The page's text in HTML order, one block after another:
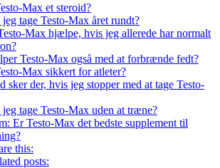
Max et steroid?
tage Testo-Max året rundt?
Max hjælpe, hvis jeg allerede har normalt
Testo-Max også med at forbrænde fedt?
Max sikkert for atleter?
sker der, hvis jeg stopper med at tage Testo-
tage Testo-Max uden at træne?
Er Testo-Max det bedste supplement til
this:
posts: